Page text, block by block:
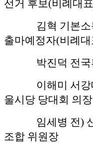
선거 후보(비례대
김혁 기본
출마예정자(비례대
박진덕 전
이해미 서
울시당 당대회 의장
임세병 전)
조합 위원장